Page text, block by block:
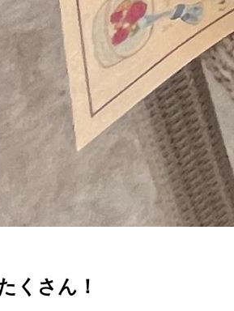
くさん！